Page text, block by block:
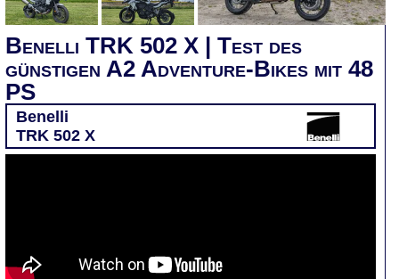
Benelli TRK 502 X | Test des
günstigen A2 Adventure-Bikes mit 48
PS
Benelli
TRK 502 X